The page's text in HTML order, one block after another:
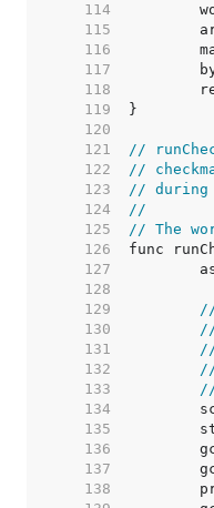
   114
   115
   116
   117
   118
   119
   120
   121
//
   122
//
   123
// during
   124
//
   125
// The
   126
   127
   128
   129
   130
   131
   132
   133
   134
   135
   136
   137
   138